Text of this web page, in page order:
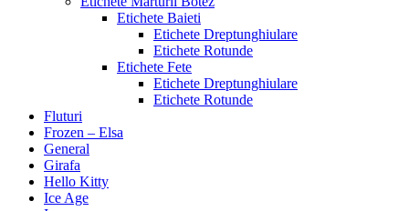
Etichete Baieti
Etichete Dreptunghiulare
Etichete Rotunde
Etichete Fete
Etichete Dreptunghiulare
Etichete Rotunde
Fluturi
Frozen – Elsa
General
Girafa
Hello Kitty
Ice Age